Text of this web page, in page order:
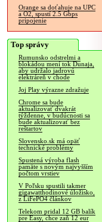
Orange sa doťahuje na UPC
a O2, spustí 2.5 Gbps
pripojenie
Top správy
Rumunsko odstrelmi a
blokádou mení tok Dunaja,
aby udržalo jadrovú
elektráreň v chode
Joj Play výrazne zdražuje
Chrome sa bude
aktualizovať dvakrát
týždenne, v budúcnosti sa
bude aktualizovať bez
reštartov
Slovensko.sk má opäť
technické problémy
Spustená výroba flash
pamäte s novým najvyšším
počtom vrstiev
V Poľsku spustili takmer
gigawatthodinové úložisko,
z LiFePO4 článkov
Telekom pridal 12 GB balík
pre Easy, chce zaň 12 eur